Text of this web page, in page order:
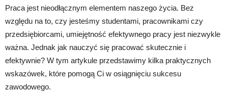
Praca jest nieodłącznym elementem naszego życia. Bez
względu na to, czy jesteśmy studentami, pracownikami czy
przedsiębiorcami, umiejętność efektywnego pracy jest niezwykle
ważna. Jednak jak nauczyć się pracować skutecznie i
efektywnie? W tym artykule przedstawimy kilka praktycznych
wskazówek, które pomogą Ci w osiągnięciu sukcesu
zawodowego.